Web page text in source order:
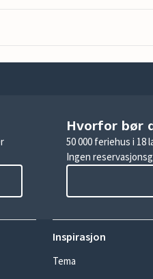
Hvorfor bør
50 000 feriehus i 18
Ingen
Inspirasjon
Tema